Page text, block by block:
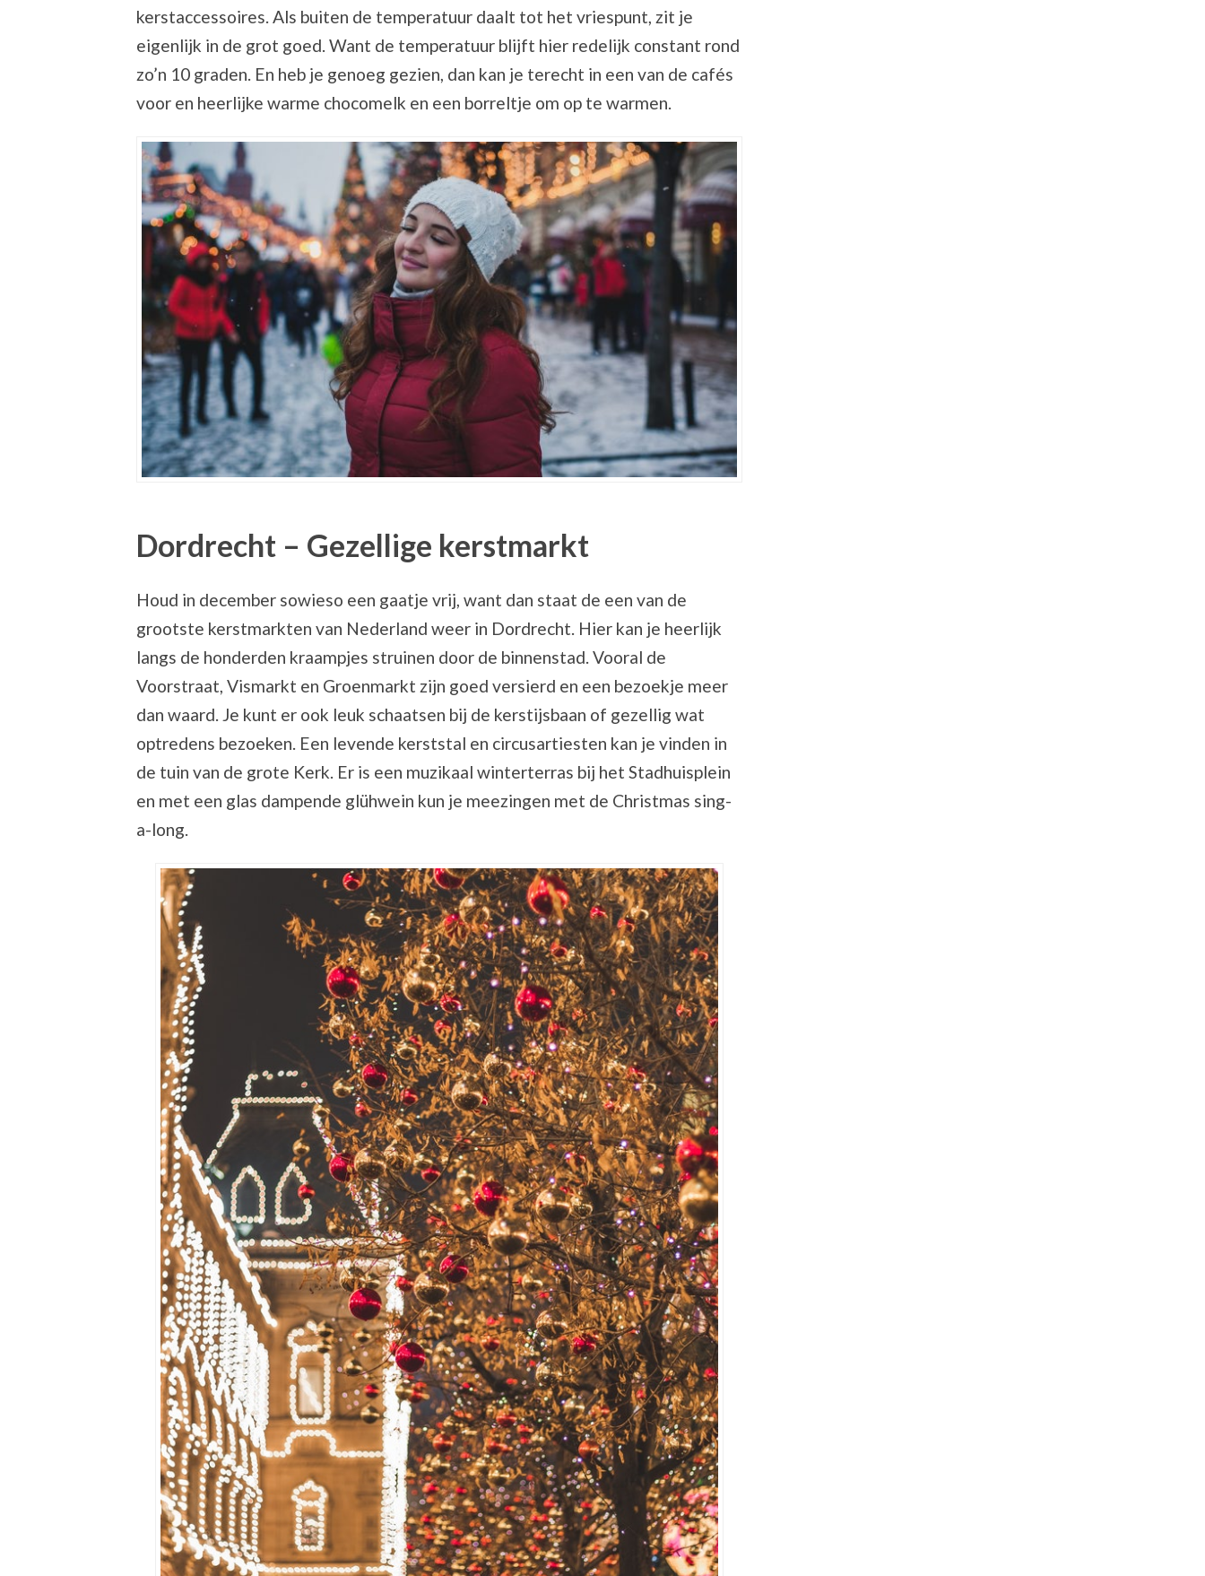
kerstaccessoires. Als buiten de temperatuur daalt tot het vriespunt, zit je
eigenlijk in de grot goed. Want de temperatuur blijft hier redelijk constant rond
zo’n 10 graden. En heb je genoeg gezien, dan kan je terecht in een van de cafés
voor en heerlijke warme chocomelk en een borreltje om op te warmen.
Dordrecht – Gezellige kerstmarkt
Houd in december sowieso een gaatje vrij, want dan staat de een van de
grootste kerstmarkten van Nederland weer in Dordrecht. Hier kan je heerlijk
langs de honderden kraampjes struinen door de binnenstad. Vooral de
Voorstraat, Vismarkt en Groenmarkt zijn goed versierd en een bezoekje meer
dan waard. Je kunt er ook leuk schaatsen bij de kerstijsbaan of gezellig wat
optredens bezoeken. Een levende kerststal en circusartiesten kan je vinden in
de tuin van de grote Kerk. Er is een muzikaal winterterras bij het Stadhuisplein
en met een glas dampende glühwein kun je meezingen met de Christmas sing-
a-long.